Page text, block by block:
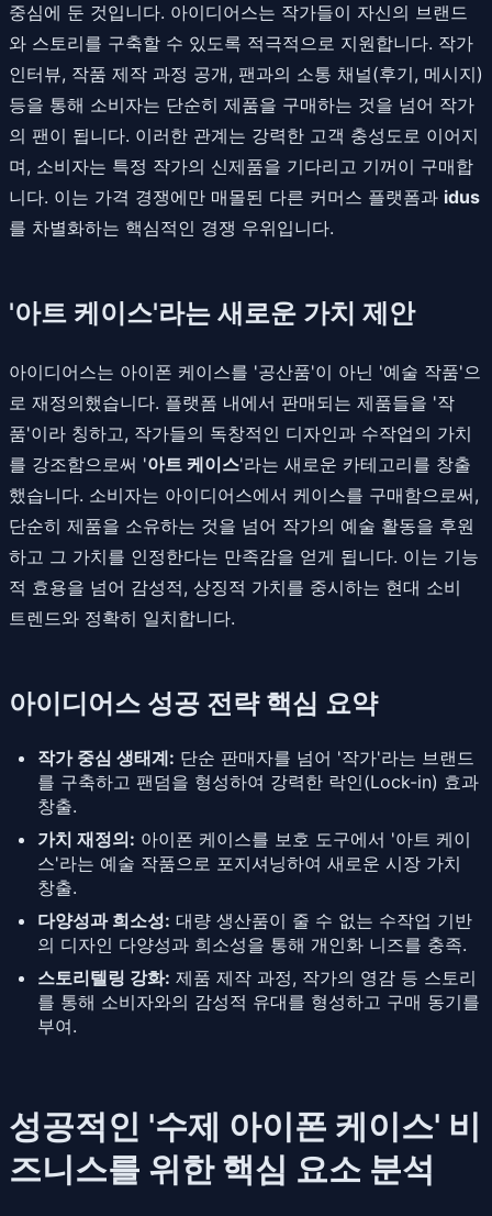
중심에 둔 것입니다. 아이디어스는 작가들이 자신의 브랜드
와 스토리를 구축할 수 있도록 적극적으로 지원합니다. 작가
인터뷰, 작품 제작 과정 공개, 팬과의 소통 채널(후기, 메시지)
등을 통해 소비자는 단순히 제품을 구매하는 것을 넘어 작가
의 팬이 됩니다. 이러한 관계는 강력한 고객 충성도로 이어지
며, 소비자는 특정 작가의 신제품을 기다리고 기꺼이 구매합
니다. 이는 가격 경쟁에만 매몰된 다른 커머스 플랫폼과 idus
를 차별화하는 핵심적인 경쟁 우위입니다.
'아트 케이스'라는 새로운 가치 제안
아이디어스는 아이폰 케이스를 '공산품'이 아닌 '예술 작품'으
로 재정의했습니다. 플랫폼 내에서 판매되는 제품들을 '작
품'이라 칭하고, 작가들의 독창적인 디자인과 수작업의 가치
를 강조함으로써 '아트 케이스'라는 새로운 카테고리를 창출
했습니다. 소비자는 아이디어스에서 케이스를 구매함으로써,
단순히 제품을 소유하는 것을 넘어 작가의 예술 활동을 후원
하고 그 가치를 인정한다는 만족감을 얻게 됩니다. 이는 기능
적 효용을 넘어 감성적, 상징적 가치를 중시하는 현대 소비
트렌드와 정확히 일치합니다.
아이디어스 성공 전략 핵심 요약
작가 중심 생태계: 단순 판매자를 넘어 '작가'라는 브랜드
를 구축하고 팬덤을 형성하여 강력한 락인(Lock-in) 효과
창출.
가치 재정의: 아이폰 케이스를 보호 도구에서 '아트 케이
스'라는 예술 작품으로 포지셔닝하여 새로운 시장 가치
창출.
다양성과 희소성: 대량 생산품이 줄 수 없는 수작업 기반
의 디자인 다양성과 희소성을 통해 개인화 니즈를 충족.
스토리텔링 강화: 제품 제작 과정, 작가의 영감 등 스토리
를 통해 소비자와의 감성적 유대를 형성하고 구매 동기를
부여.
성공적인 '수제 아이폰 케이스' 비
즈니스를 위한 핵심 요소 분석